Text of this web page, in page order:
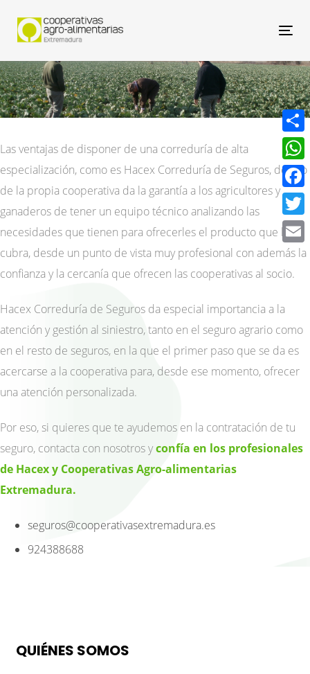
Las ventajas de disponer de una correduría de alta
especialización, como es Hacex Correduría de Seguros, dentro
de la propia cooperativa da la garantía a los agricultores y
ganaderos de tener un equipo técnico analizando las
necesidades que tienen para ofrecerles el producto que las
cubra, desde un punto de vista muy profesional con además la
confianza y la cercanía que ofrecen las cooperativas al socio.
Hacex Correduría de Seguros da especial importancia a la
atención y gestión al siniestro, tanto en el seguro agrario como
en el resto de seguros, en la que el primer paso que se da es
acercarse a la cooperativa para, desde ese momento, ofrecer
una atención personalizada.
Por eso, si quieres que te ayudemos en la contratación de tu
seguro, contacta con nosotros yconfía en los profesionales
de Hacex y Cooperativas Agro-alimentarias
Extremadura.
seguros@cooperativasextremadura.es
924388688
QUIÉNES SOMOS
Email